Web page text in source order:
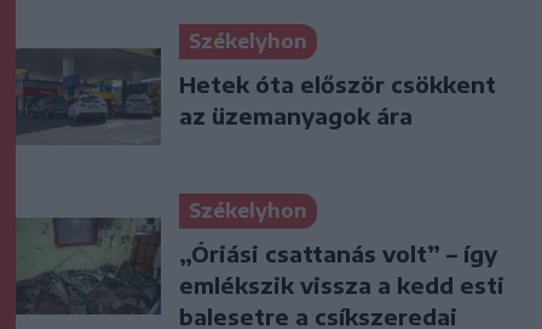
Székelyhon
Hetek óta először csökkent
az üzemanyagok ára
Székelyhon
„Óriási csattanás volt” – így
emlékszik vissza a kedd esti
balesetre a csíkszeredai